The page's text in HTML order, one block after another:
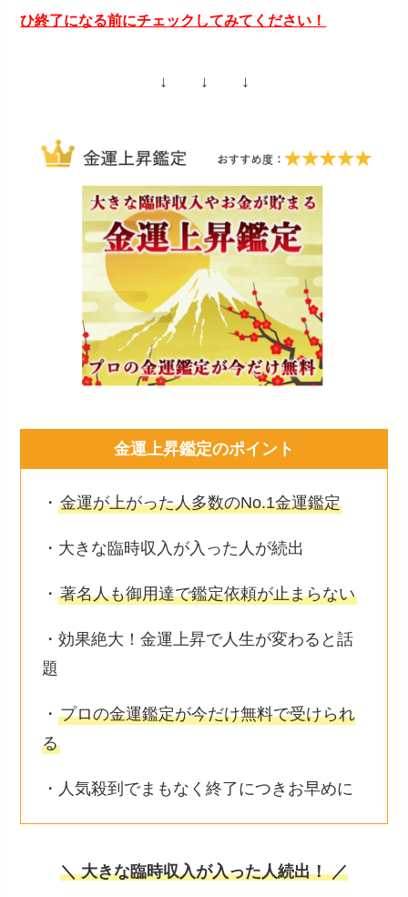
ひ終了になる前にチェックしてみてください！
↓ ↓ ↓
金運上昇鑑定のポイント
・ 金運が上がった人多数のNo.1金運鑑定
・大きな臨時収入が入った人が続出
・ 著名人も御用達で鑑定依頼が止まらない
・効果絶大！金運上昇で人生が変わると話
題
・ プロの金運鑑定が今だけ無料で受けられ
る
・人気殺到でまもなく終了につきお早めに
＼ 大きな臨時収入が入った人続出！ ／